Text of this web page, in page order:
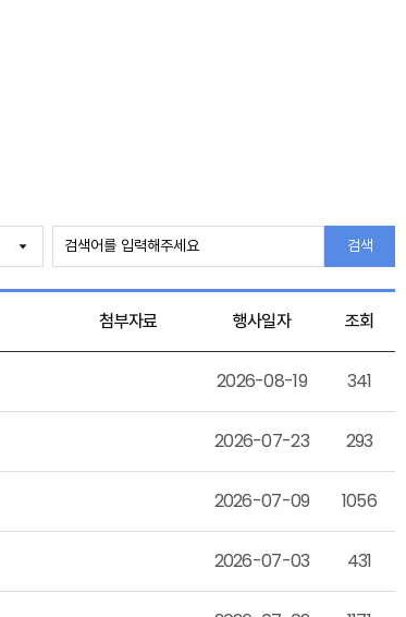
검색
첨부자료 행사일자 조회
2026-08-19 341
2026-07-23 293
2026-07-09 1056
2026-07-03 431